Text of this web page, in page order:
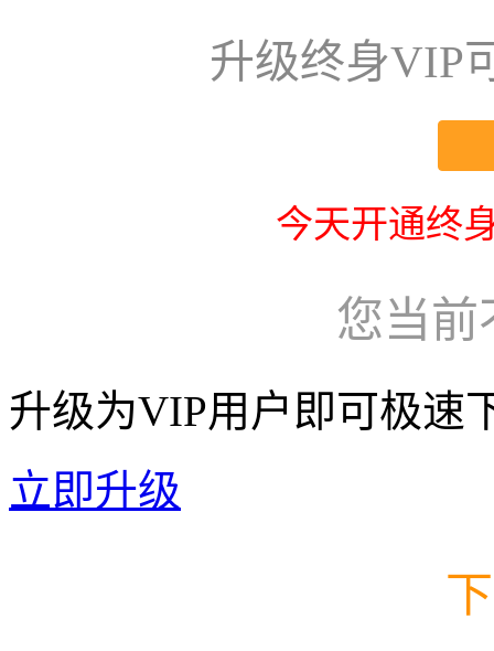
升级终身VIP
今天开通终
您当前
升级为VIP用户即可极速
立即升级